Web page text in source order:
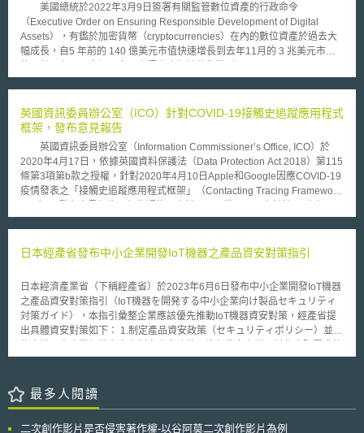
題，由國土交通省於同年11月25日設立「自動駕駛戰略本部」（自動運転
戦略本部），並於12月9日召開第一次會議。 該次會議討論的範圍包
括：為實現無人駕駛的環境整備、自動駕駛技術的研發、普及與促進，以及
為實現自動駕駛的實證與社會試驗。 會議結論則由國土交通大臣指示
美國總統於2022年3月9日簽署有關監管數位資產的行政命令
（Executive Order on Ensuring Responsible Development of Digital
Assets），有鑑於加密貨幣（cryptocurrencies）在內的數位資產於過去大
幅成長，自5 年前的 140 億美元市值快速增長到去年11月的 3 兆美元市
Currency, CBDC）。為使美國政府有整體性的政策以應對加密貨幣市場的
護、金融穩定、打擊非法融資、增進美國競爭力、普惠金融、負責任的創新
為六大關鍵優先事項。 為實現關鍵優先事項，行政命令中所採取的具
成長的數位資產產業與金融市場變化； （2）鼓勵金融監管機構識別與降低
數位資產可能帶來的系統性金融風險，制定適當的政策建議以解決監管漏
洞；（3）與盟友合作打擊非法金融與國安風險，減輕非法使用數位資產所
帶來非法金融與國家安全風險；（4）運用數位資產的技術，促進美國在技
英國資訊委員辦公室（ICO）針對COVID-19接觸史追蹤應用程式
框架，發布意見報告
英國資訊委員辦公室（Information Commissioner’s Office, ICO）於
2020年4月17日，依據英國資料保護法（Data Protection Act 2018）第115
條第3項第b款之授權，針對2020年4月10日Apple和Google因應COVID-19
疫情發表之「接觸史追蹤應用程式框架」（Contacting Tracing Framework,
會在裝置間交換個人資料，如帳戶資訊或使用者名稱；（2）配對過程僅在
理位置資訊就能順利運作，因此符合英國資料保護法第57條有關「透過設計
報告中指出：「未來軟體開發商若於接觸史追蹤應用程式中使用CTF技術，
該應用程式於處理使用者之個人資料時，仍應隨時符合英國資料保護法關於
透過設計並作為預設以保護個人資料之規定。」COVID-19疫情席捲全球，
如何於「掌握感染者接觸史以預防疫情擴散」與「保障個人資料及隱私」間
私權益，提供相當解答與指引。
日本經產省發布中小企業開發IoT機器之產品資安對策指引
日本經濟產業省（下稱經產省）於2023年6月6日發布中小企業開發IoT機器
之產品資安對策指引（IoT機器を開発する中小企業向け製品セキュリティ
対策ガイド），本指引彙整企業應該優先推動IoT機器資安對策，經產省提
出具體資安對策如下： 1.制定產品資安政策（セキュリティポリシー）並廣
正調整。 2.建立適當的資安政策體制：確立實施資安政策必要之人員及組
決定IoT機器的預設使用者及使用案例，並於釐清使用者需求後，指定IoT機
器應遵守之資安事項，預測衍生風險。 4.考量IoT機器應遵守之資安事項及
最多人閱讀
二次創作影片是否侵害著作權-以谷阿莫二次創作影片為例